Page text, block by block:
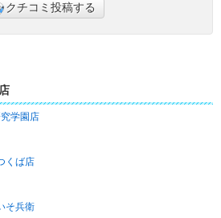
クチコミ投稿する
学園店
くば店
そ兵衛